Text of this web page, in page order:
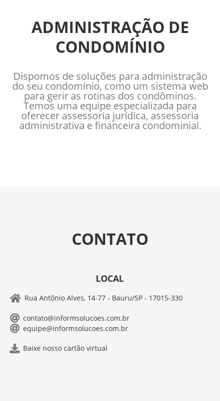
ADMINISTRAÇÃO DE
CONDOMÍNIO
Dispomos de soluções para administração
do seu condomínio, como um sistema web
para gerir as rotinas dos condôminos.
Temos uma equipe especializada para
oferecer assessoria jurídica, assessoria
administrativa e financeira condominial.
CONTATO
LOCAL
Rua Antônio Alves, 14-77 - Bauru/SP - 17015-330
contato@informsolucoes.com.br
equipe@informsolucoes.com.br
Baixe nosso cartão virtual